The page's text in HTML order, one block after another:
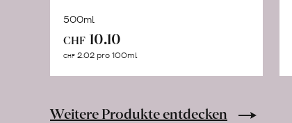
500ml
CHF 10.10
CHF 2.02 pro 100ml
Weitere Produkte entdecken